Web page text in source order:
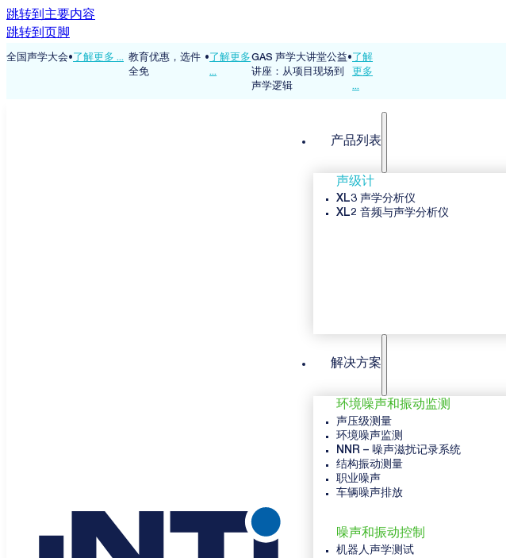
跳转到主要内容
跳转到页脚
全国声学大会• 了解更多 ... 教育优惠，选件
全免
• 了解更多
...
GAS 声学大讲堂公益
讲座：从项目现场到
声学逻辑
• 了解
更多
...
产品列表
声级计
XL3 声学分析仪
XL2 音频与声学分析仪
解决方案
环境噪声和振动监测
声压级测量
环境噪声监测
NNR – 噪声滋扰记录系统
结构振动测量
职业噪声
车辆噪声排放
噪声和振动控制
机器人声学测试